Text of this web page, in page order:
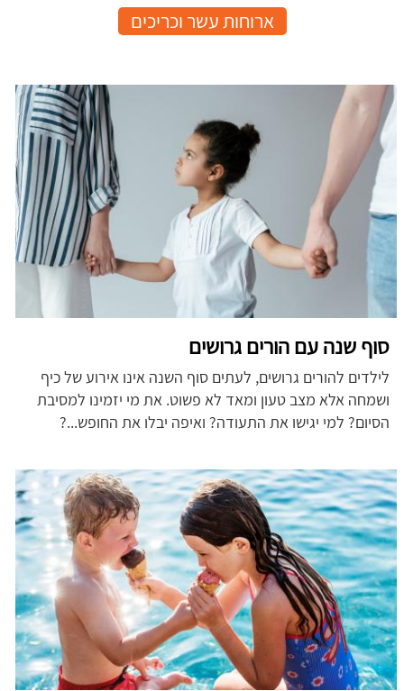
ארוחות עשר וכריכים
סוף שנה עם הורים גרושים
לילדים להורים גרושים, לעתים סוף השנה אינו אירוע של כיף
ושמחה אלא מצב טעון ומאד לא פשוט. את מי יזמינו למסיבת
הסיום? למי יגישו את התעודה? ואיפה יבלו את החופש...?